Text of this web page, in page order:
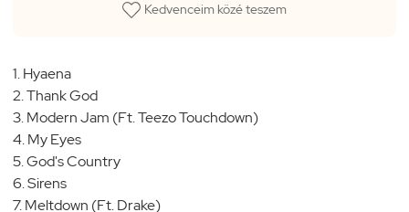
Kedvenceim közé teszem
1. Hyaena
2. Thank God
3. Modern Jam (Ft. Teezo Touchdown)
4. My Eyes
5. God's Country
6. Sirens
7. Meltdown (Ft. Drake)